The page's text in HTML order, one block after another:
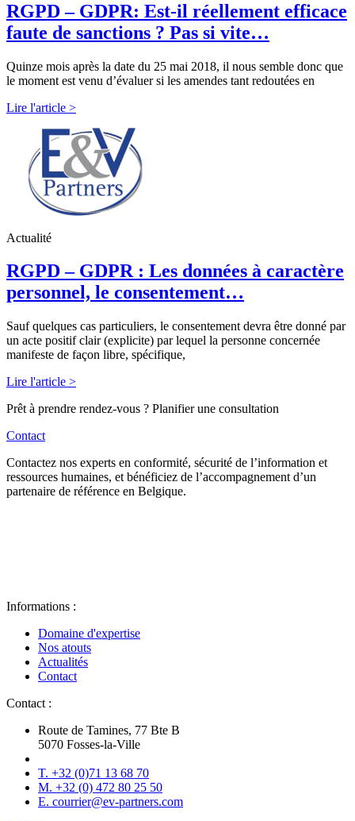
RGPD – GDPR: Est-il réellement efficace
faute de sanctions ? Pas si vite…
Quinze mois après la date du 25 mai 2018, il nous semble donc que
le moment est venu d’évaluer si les amendes tant redoutées en
Lire l'article >
Actualité
RGPD – GDPR : Les données à caractère
personnel, le consentement…
Sauf quelques cas particuliers, le consentement devra être donné par
un acte positif clair (explicite) par lequel la personne concernée
manifeste de façon libre, spécifique,
Lire l'article >
Prêt à prendre rendez-vous ? Planifier une consultation
Contact
Contactez nos experts en conformité, sécurité de l’information et
ressources humaines, et bénéficiez de l’accompagnement d’un
partenaire de référence en Belgique.
Informations :
Domaine d'expertise
Nos atouts
Actualités
Contact
Contact :
Route de Tamines, 77 Bte B
5070 Fosses-la-Ville
T. +32 (0)71 13 68 70
M. +32 (0) 472 80 25 50
E. courrier@ev-partners.com